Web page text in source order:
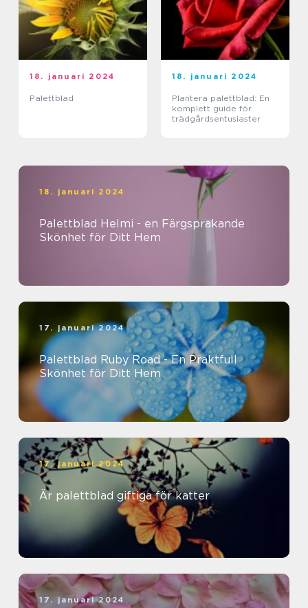
18. januari 2024
Palettblad
18. januari 2024
Plantera palettblad: En
komplett guide för
trädgårdsentusiaster
18. januari 2024
Palettblad Helmi - en Färgsprakande
Skönhet för Ditt Hem
17. januari 2024
Palettblad Ruby Road - En Praktfull
Skönhet för Ditt Hem
17. januari 2024
Är palettblad giftiga för katter
17. januari 2024